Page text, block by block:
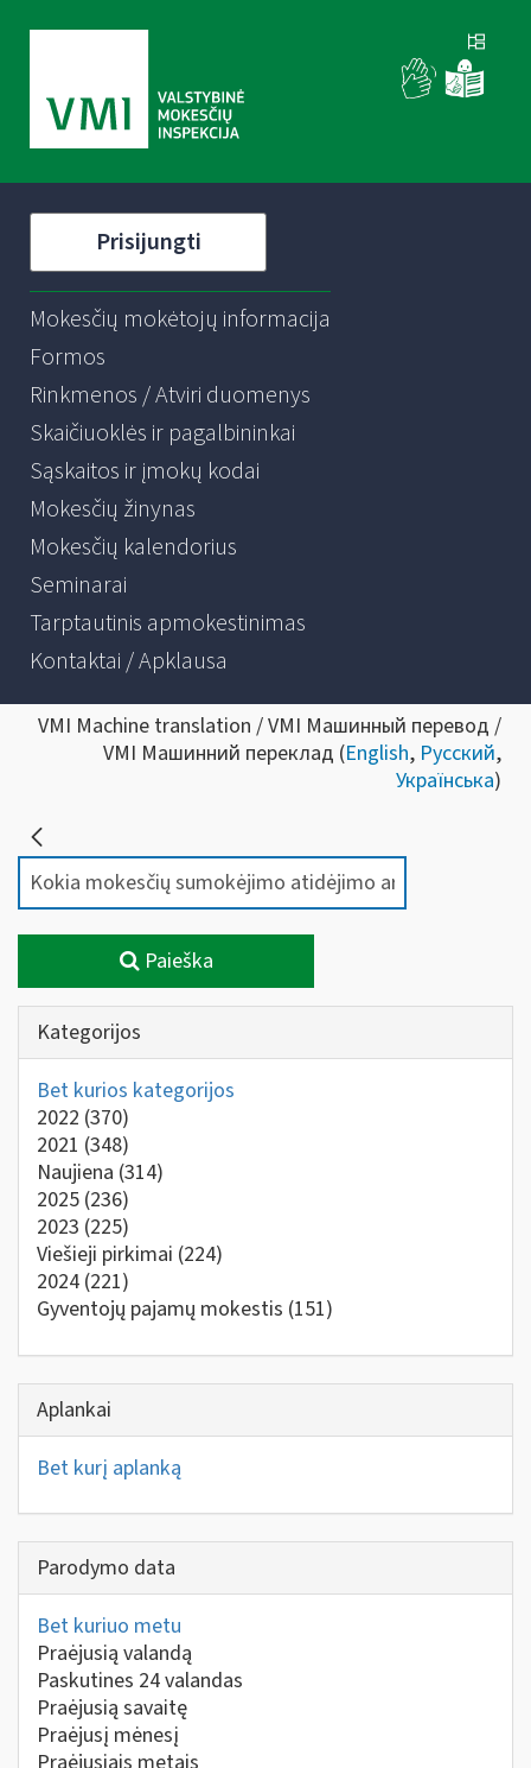
Prisijungti
Mokesčių mokėtojų informacija
Formos
Rinkmenos / Atviri duomenys
Skaičiuoklės ir pagalbininkai
Sąskaitos ir įmokų kodai
Mokesčių žinynas
Mokesčių kalendorius
Seminarai
Tarptautinis apmokestinimas
Kontaktai / Apklausa
VMI Machine translation / VMI Машинный перевод /
VMI Машинний переклад (English, Русский,
Українська)
Paieška
Kategorijos
Bet kurios kategorijos
2022 (370)
2021 (348)
Naujiena (314)
2025 (236)
2023 (225)
Viešieji pirkimai (224)
2024 (221)
Gyventojų pajamų mokestis (151)
Aplankai
Bet kurį aplanką
Parodymo data
Bet kuriuo metu
Praėjusią valandą
Paskutines 24 valandas
Praėjusią savaitę
Praėjusį mėnesį